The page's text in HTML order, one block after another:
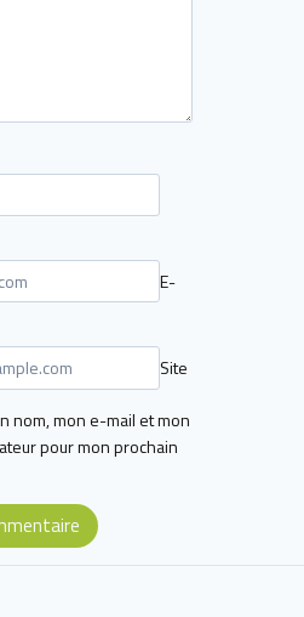
E-
Site
nom, mon e-mail et mon
pour mon prochain